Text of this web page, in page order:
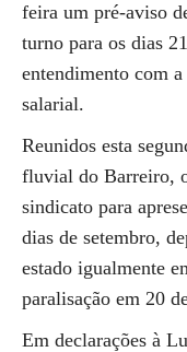
feira um pré-aviso
turno para os dias
entendimento com
salarial.
Reunidos esta
fluvial do Barreiro,
sindicato para
dias de setembro,
estado igualmente
paralisação em 20
Em declarações à